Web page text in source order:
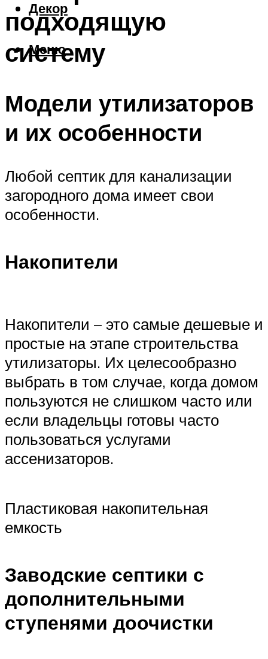
Декор
Меню
подходящую
систему
Модели утилизаторов
и их особенности
Любой септик для канализации
загородного дома имеет свои
особенности.
Накопители
Накопители – это самые дешевые и
простые на этапе строительства
утилизаторы. Их целесообразно
выбрать в том случае, когда домом
пользуются не слишком часто или
если владельцы готовы часто
пользоваться услугами
ассенизаторов.
Пластиковая накопительная
емкость
Заводские септики с
дополнительными
ступенями доочистки